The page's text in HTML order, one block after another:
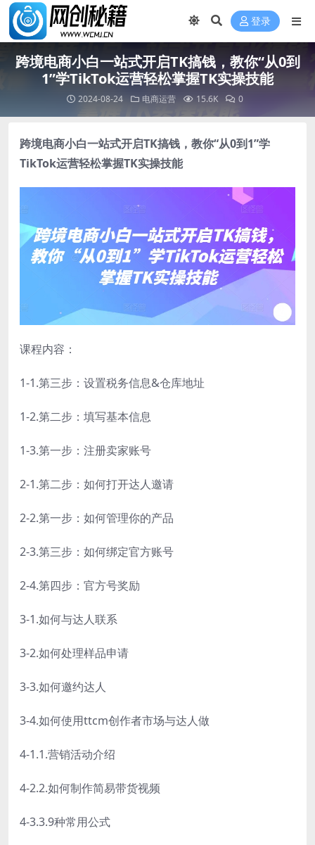
登录
跨境电商小白一站式开启TK搞钱，教你“从0到
1”学TikTok运营轻松掌握TK实操技能
2024-08-24 电商运营 15.6K 0
跨境电商小白一站式开启TK搞钱 ，教你“从0到1”学
TikTok运营轻松掌握TK实操技能
课程内容：
1-1.第三步：设置税务信息&仓库地址
1-2.第二步：填写基本信息
1-3.第一步：注册卖家账号
2-1.第二步：如何打开达人邀请
2-2.第一步：如何管理你的产品
2-3.第三步：如何绑定官方账号
2-4.第四步：官方号奖励
3-1.如何与达人联系
3-2.如何处理样品申请
3-3.如何邀约达人
3-4.如何使用ttcm创作者市场与达人做
4-1.1.营销活动介绍
4-2.2.如何制作简易带货视频
4-3.3.9种常用公式